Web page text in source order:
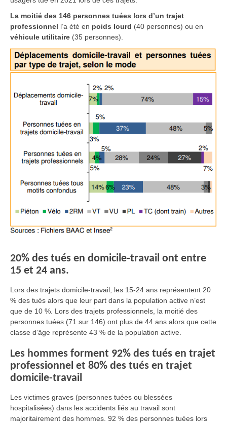
La moitié des 146 personnes tuées lors d’un trajet
professionnel l’a été en poids lourd (40 personnes) ou en
véhicule utilitaire (35 personnes).
20% des tués en domicile-travail ont entre
15 et 24 ans.
Lors des trajets domicile-travail, les 15-24 ans représentent 20
% des tués alors que leur part dans la population active n’est
que de 10 %. Lors des trajets professionnels, la moitié des
personnes tuées (71 sur 146) ont plus de 44 ans alors que cette
classe d’âge représente 43 % de la population active.
Les hommes forment 92% des tués en trajet
professionnel et 80% des tués en trajet
domicile-travail
Les victimes graves (personnes tuées ou blessées
hospitalisées) dans les accidents liés au travail sont
majoritairement des hommes. 92 % des personnes tuées lors